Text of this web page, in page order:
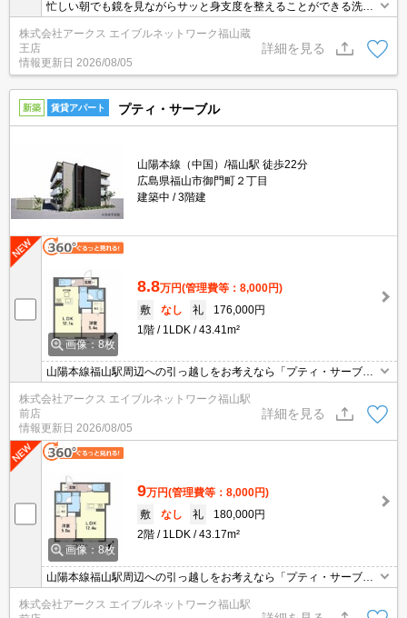
忙しい朝でも鏡を見ながらサッと身支度を整えることができる洗面
化粧台を備えております。太陽光がたくさん入り健康効果が期待さ
れる南向きの一戸建てです。お風呂のときに何かと便利な脱衣所が
用意されている物件です。コンロやシンクが一体となっていてお手
入れが簡単なシステムキッチンがります。
株式会社アークス エイブルネットワーク福山蔵
王店
情報更新日 2026/08/05
詳細を見る
新築 賃貸アパート プティ・サーブル
山陽本線（中国）/福山駅 徒歩22分
広島県福山市御門町２丁目
建築中
3階建
画像：8枚
8.8万円(管理費等：8,000円)
敷
なし 礼
176,000円
1階
1LDK 43.41m²
山陽本線福山駅周辺への引っ越しをお考えなら「プティ・サーブ
ょっとした買い物に便利です。室内設備は浴室乾燥機・洗面化粧台
など大変充実しております。アパートタイプのお部屋です。
株式会社アークス エイブルネットワーク福山駅
前店
情報更新日 2026/08/05
詳細を見る
画像：8枚
9万円(管理費等：8,000円)
敷
なし 礼
180,000円
2階
1LDK 43.17m²
山陽本線福山駅周辺への引っ越しをお考えなら「プティ・サーブ
ル」。近くにはセブンイレブン 福山御門3丁目店(徒歩3分)がありち
ょっとした買い物に便利です。室内設備は浴室乾燥機・洗面化粧台
株式会社アークス エイブルネットワーク福山駅